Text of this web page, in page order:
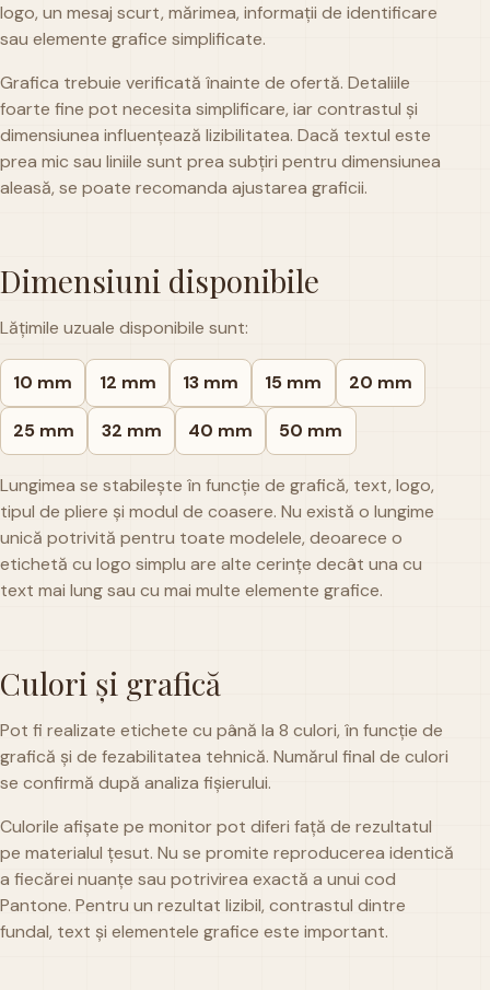
logo, un mesaj scurt, mărimea, informații de identificare
sau elemente grafice simplificate.
Grafica trebuie verificată înainte de ofertă. Detaliile
foarte fine pot necesita simplificare, iar contrastul și
dimensiunea influențează lizibilitatea. Dacă textul este
prea mic sau liniile sunt prea subțiri pentru dimensiunea
aleasă, se poate recomanda ajustarea graficii.
Dimensiuni disponibile
Lățimile uzuale disponibile sunt:
10 mm 12 mm 13 mm 15 mm 20 mm
25 mm 32 mm 40 mm 50 mm
Lungimea se stabilește în funcție de grafică, text, logo,
tipul de pliere și modul de coasere. Nu există o lungime
unică potrivită pentru toate modelele, deoarece o
etichetă cu logo simplu are alte cerințe decât una cu
text mai lung sau cu mai multe elemente grafice.
Culori și grafică
Pot fi realizate etichete cu până la 8 culori, în funcție de
grafică și de fezabilitatea tehnică. Numărul final de culori
se confirmă după analiza fișierului.
Culorile afișate pe monitor pot diferi față de rezultatul
pe materialul țesut. Nu se promite reproducerea identică
a fiecărei nuanțe sau potrivirea exactă a unui cod
Pantone. Pentru un rezultat lizibil, contrastul dintre
fundal, text și elementele grafice este important.